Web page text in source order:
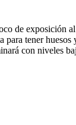
de exposición
tener
con niveles